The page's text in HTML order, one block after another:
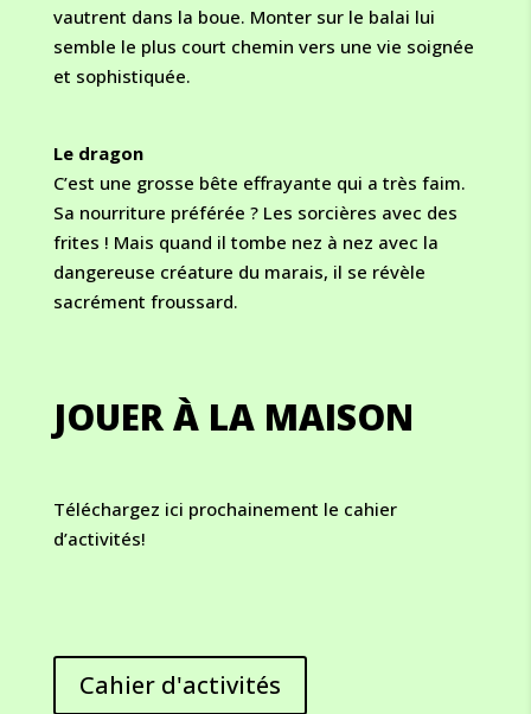
vautrent dans la boue. Monter sur le balai lui
semble le plus court chemin vers une vie soignée
et sophistiquée.
Le dragon
C’est une grosse bête effrayante qui a très faim.
Sa nourriture préférée ? Les sorcières avec des
frites ! Mais quand il tombe nez à nez avec la
dangereuse créature du marais, il se révèle
sacrément froussard.
JOUER À LA MAISON
Téléchargez ici prochainement le cahier
d’activités!
Cahier d'activités